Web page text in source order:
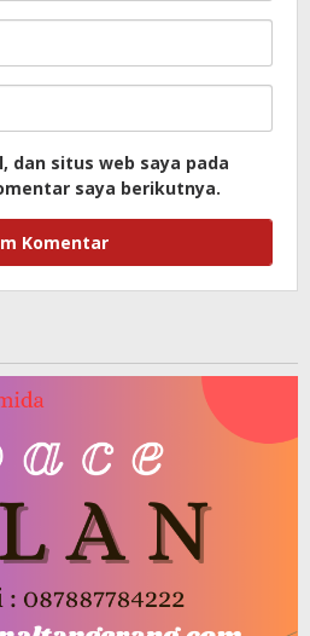
dan situs web saya pada
saya berikutnya.